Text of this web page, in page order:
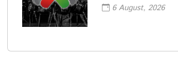
6 August, 2026